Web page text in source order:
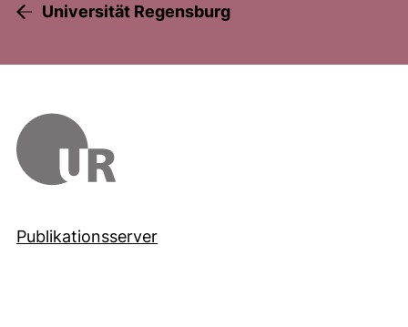
Universität Regensburg
Publikationsserver